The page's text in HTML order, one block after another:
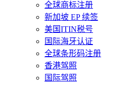
全球商标注册
新加坡 EP 续签
美国ITIN税号
国际海牙认证
全球条形码注册
香港驾照
国际驾照